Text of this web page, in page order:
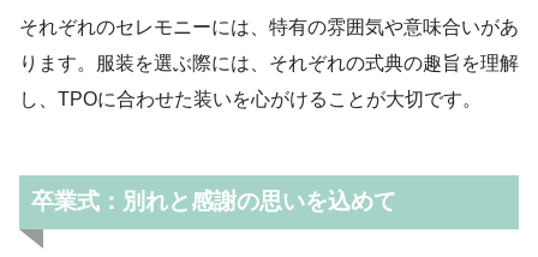
それぞれのセレモニーには、特有の雰囲気や意味合いがあ
ります。服装を選ぶ際には、それぞれの式典の趣旨を理解
し、TPOに合わせた装いを心がけることが大切です。
卒業式：別れと感謝の思いを込めて